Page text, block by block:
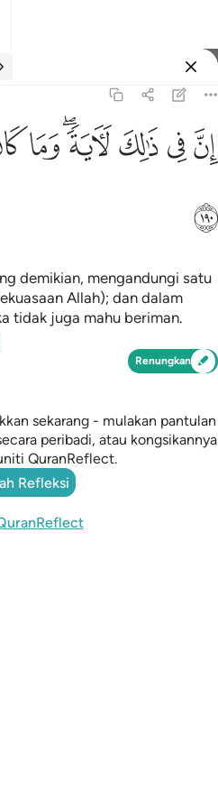
ان في ذالك
إِنَّ فِى ذَٰلِكَ لَـَٔايَةًۭ
ﱳﱴﱵﱶﱷﱸ
ﱼ
demikian, mengandungi satu
Allah); dan dalam
tidak juga mahu beriman.
Renungkan
sekarang - mulakan pantulan
peribadi, atau kongsikannya
QuranReflect.
Refleksi